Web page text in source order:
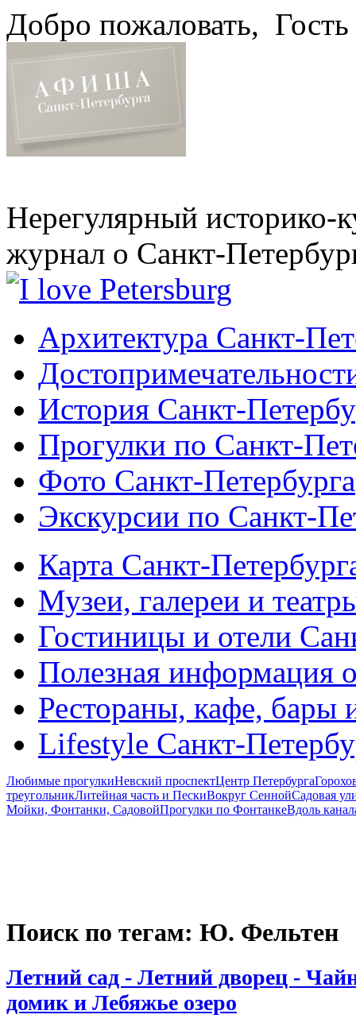
Добро пожаловать, Гость
Нерегулярный историко-
журнал о Санкт-
Архитектура Санкт-
История Санкт-
Прогулки по Санкт-
Фото Санкт-Петербурга
Экскурсии по Санкт-
Карта Санкт-
Музеи, галереи и
Гостиницы и отели
Полезная информация
Рестораны, кафе, бары
Lifestyle Санкт-
Любимые прогулкиНевский проспектЦентр Петербурга
треугольникЛитейная часть и ПескиВокруг СеннойСадовая
Мойки, Фонтанки, СадовойПрогулки по ФонтанкеВдоль
Поиск по тегам: Ю. Фельтен
Летний сад - Летний дворец -
домик и Лебяжье озеро